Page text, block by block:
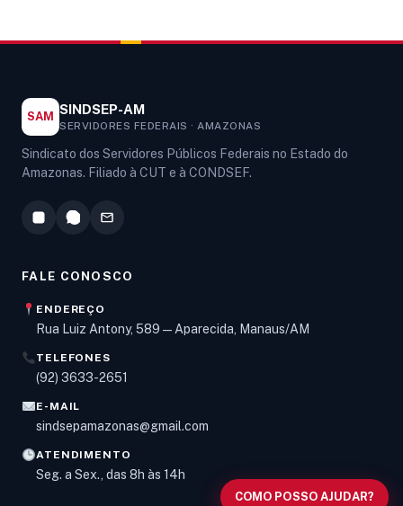
SAM SINDSEP-AM
SERVIDORES FEDERAIS · AMAZONAS
Sindicato dos Servidores Públicos Federais no Estado do
Amazonas. Filiado à CUT e à CONDSEF.
FALE CONOSCO
ENDEREÇO
Rua Luiz Antony, 589 — Aparecida, Manaus/AM
TELEFONES
(92) 3633-2651
E-MAIL
sindsepamazonas@gmail.com
ATENDIMENTO
Seg. a Sex., das 8h às 14h
COMO POSSO AJUDAR?
Olá! Digite um assunto e vou buscar em nossas